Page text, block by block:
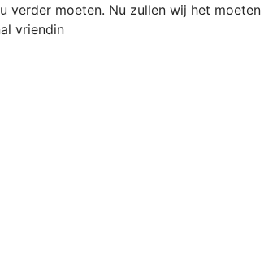
verder moeten. Nu zullen wij het moeten
vriendin